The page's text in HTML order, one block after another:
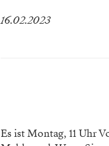
16.02.2023
Es ist Montag, 11 Uhr